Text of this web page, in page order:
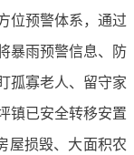
位预警体系，通过
暴雨预警信息、防
孤寡老人、留守家
镇已安全转移安置
屋损毁、大面积农